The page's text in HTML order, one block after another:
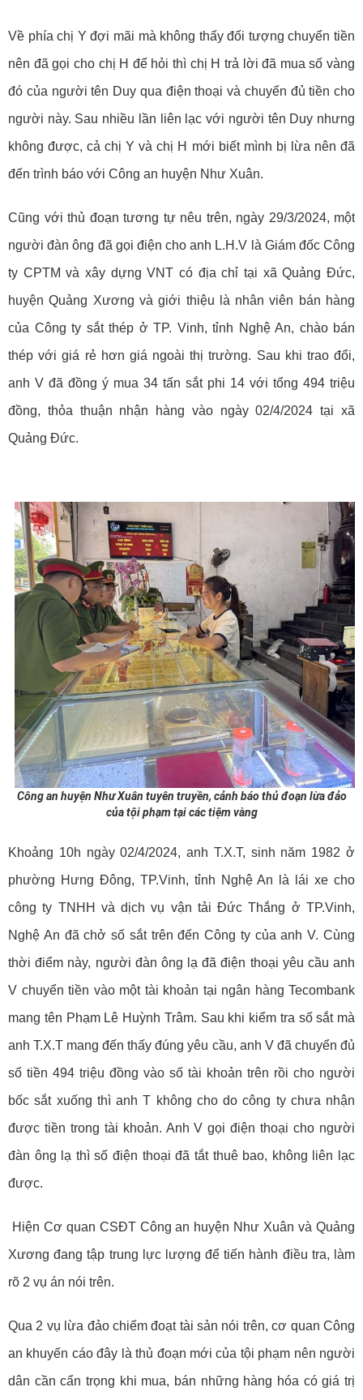
Về phía chị Y đợi mãi mà không thấy đối tượng chuyển tiền
nên đã gọi cho chị H để hỏi thì chị H trả lời đã mua số vàng
đó của người tên Duy qua điện thoại và chuyển đủ tiền cho
người này. Sau nhiều lần liên lạc với người tên Duy nhưng
không được, cả chị Y và chị H mới biết mình bị lừa nên đã
đến trình báo với Công an huyện Như Xuân.
Cũng với thủ đoạn tương tự nêu trên, ngày 29/3/2024, một
người đàn ông đã gọi điện cho anh L.H.V là Giám đốc Công
ty CPTM và xây dựng VNT có địa chỉ tại xã Quảng Đức,
huyện Quảng Xương và giới thiệu là nhân viên bán hàng
của Công ty sắt thép ở TP. Vinh, tỉnh Nghệ An, chào bán
thép với giá rẻ hơn giá ngoài thị trường. Sau khi trao đổi,
anh V đã đồng ý mua 34 tấn sắt phi 14 với tổng 494 triệu
đồng, thỏa thuận nhận hàng vào ngày 02/4/2024 tại xã
Quảng Đức.
Công an huyện Như Xuân tuyên truyền, cảnh báo thủ đoạn lừa đảo
của tội phạm tại các tiệm vàng
Khoảng 10h ngày 02/4/2024, anh T.X.T, sinh năm 1982 ở
phường Hưng Đông, TP.Vinh, tỉnh Nghệ An là lái xe cho
công ty TNHH và dịch vụ vận tải Đức Thắng ở TP.Vinh,
Nghệ An đã chở số sắt trên đến Công ty của anh V. Cùng
thời điểm này, người đàn ông lạ đã điện thoại yêu cầu anh
V chuyển tiền vào một tài khoản tại ngân hàng Tecombank
mang tên Phạm Lê Huỳnh Trâm. Sau khi kiểm tra số sắt mà
anh T.X.T mang đến thấy đúng yêu cầu, anh V đã chuyển đủ
số tiền 494 triệu đồng vào số tài khoản trên rồi cho người
bốc sắt xuống thì anh T không cho do công ty chưa nhận
được tiền trong tài khoản. Anh V gọi điện thoại cho người
đàn ông lạ thì số điện thoại đã tắt thuê bao, không liên lạc
được.
Hiện Cơ quan CSĐT Công an huyện Như Xuân và Quảng
Xương đang tập trung lực lượng để tiến hành điều tra, làm
rõ 2 vụ án nói trên.
Qua 2 vụ lừa đảo chiếm đoạt tài sản nói trên, cơ quan Công
an khuyến cáo đây là thủ đoạn mới của tội phạm nên người
dân cần cẩn trọng khi mua, bán những hàng hóa có giá trị